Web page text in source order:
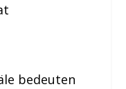
bedeuten